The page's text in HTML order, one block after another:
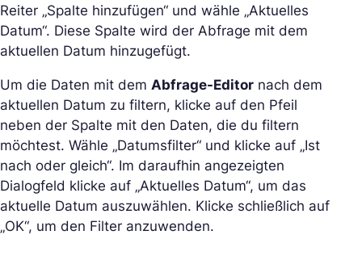
Reiter „Spalte hinzufügen“ und wähle „Aktuelles
Datum“. Diese Spalte wird der Abfrage mit dem
aktuellen Datum hinzugefügt.
Um die Daten mit dem Abfrage-Editor nach dem
aktuellen Datum zu filtern, klicke auf den Pfeil
neben der Spalte mit den Daten, die du filtern
möchtest. Wähle „Datumsfilter“ und klicke auf „Ist
nach oder gleich“. Im daraufhin angezeigten
Dialogfeld klicke auf „Aktuelles Datum“, um das
aktuelle Datum auszuwählen. Klicke schließlich auf
„OK“, um den Filter anzuwenden.